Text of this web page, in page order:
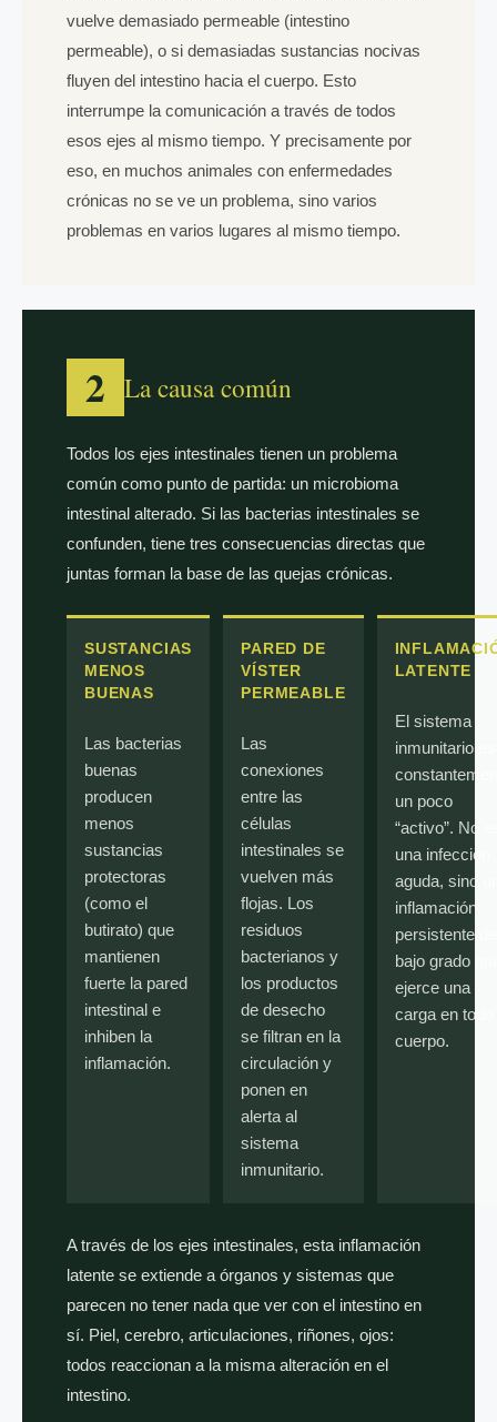
vuelve demasiado permeable (intestino
permeable), o si demasiadas sustancias nocivas
fluyen del intestino hacia el cuerpo. Esto
interrumpe la comunicación a través de todos
esos ejes al mismo tiempo. Y precisamente por
eso, en muchos animales con enfermedades
crónicas no se ve un problema, sino varios
problemas en varios lugares al mismo tiempo.
2 La causa común
Todos los ejes intestinales tienen un problema
común como punto de partida: un microbioma
intestinal alterado. Si las bacterias intestinales se
confunden, tiene tres consecuencias directas que
juntas forman la base de las quejas crónicas.
SUSTANCIAS
MENOS
BUENAS
Las bacterias
buenas
producen
menos
sustancias
protectoras
(como el
butirato) que
mantienen
fuerte la pared
intestinal e
inhiben la
inflamación.
PARED DE
VÍSTER
PERMEABLE
Las
conexiones
entre las
células
intestinales se
vuelven más
flojas. Los
residuos
bacterianos y
los productos
de desecho
se filtran en la
circulación y
ponen en
alerta al
sistema
inmunitario.
LATENTE
El sistema
inmunitario
un poco
“activo”. No
una infección
aguda, sino
inflamación
persistente de
bajo grado
ejerce una
carga en todo
cuerpo.
A través de los ejes intestinales, esta inflamación
latente se extiende a órganos y sistemas que
parecen no tener nada que ver con el intestino en
sí. Piel, cerebro, articulaciones, riñones, ojos:
todos reaccionan a la misma alteración en el
intestino.